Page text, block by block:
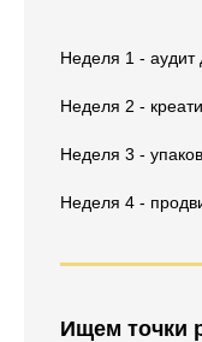
Неделя 1 - аудит
Неделя 2 -
Неделя 3 -
Неделя 4 -
Ищем точки